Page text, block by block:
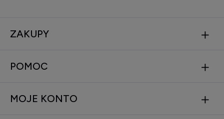
ZAKUPY
POMOC
MOJE KONTO